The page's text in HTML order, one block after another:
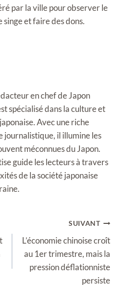
par la ville pour observer le
et faire des dons.
en chef de Japon
spécialisé dans la culture et
Avec une riche
journalistique, il illumine les
méconnues du Japon.
guide les lecteurs à travers
de la société japonaise
SUIVANT
L’économie chinoise croît
au 1er trimestre, mais la
pression déflationniste
persiste